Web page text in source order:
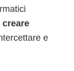
creare
e